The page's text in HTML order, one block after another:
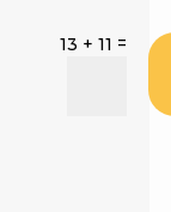
13 + 11 =